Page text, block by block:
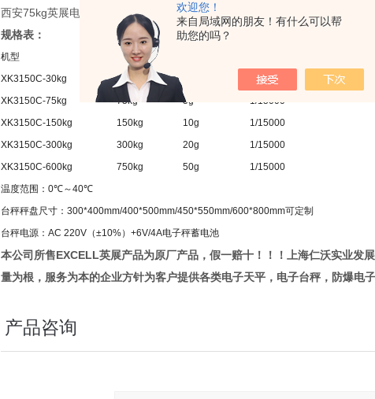
欢迎您！
来自局域网的朋友！有什么可以帮
助您的吗？
西安75kg英展电子秤 XK3150C 750kg 上海电子秤 可连接RS232打印机三色
规格表：
机型 zui大称量
XK3150C-30kg
30kg
1/15000
XK3150C-75kg
75kg 5g
1/15000
XK3150C-150kg
150kg 10g
1/15000
XK3150C-300kg
300kg 20g
1/15000
XK3150C-600kg
750kg 50g
1/15000
温度范围：0℃～40℃
台秤秤盘尺寸：300*400mm/400*500mm/450*550mm/600*800mm可定制
台秤电源：AC 220V（±10%）+6V/4A电子秤蓄电池
本公司所售EXCELL英展产品为原厂产品，假一赔十！！！上海仁沃实业发
量为根，服务为本的企业方针为客户提供各类电子天平，电子台秤，防爆电
产品咨询